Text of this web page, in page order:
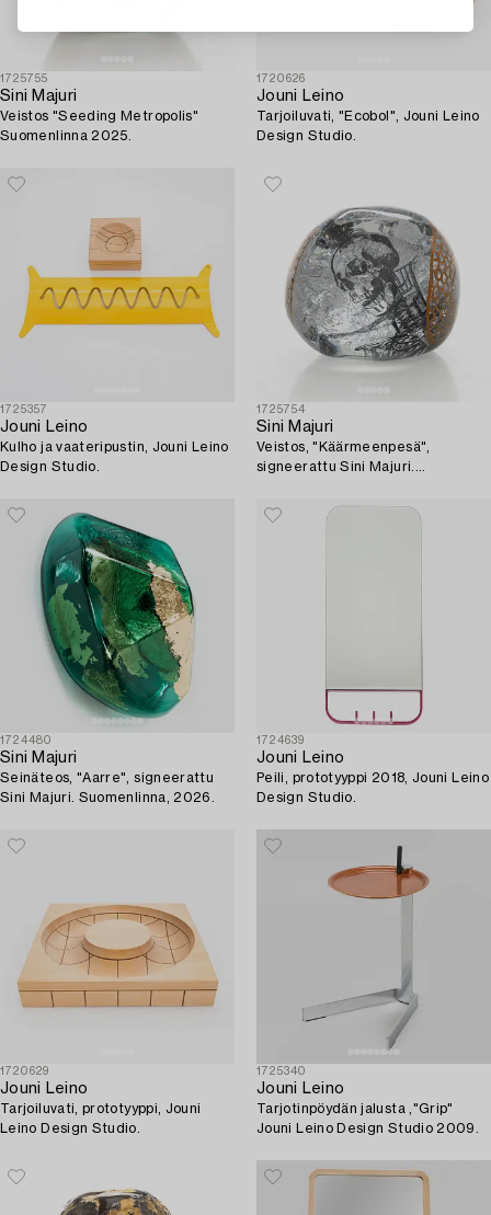
1725755
Sini Majuri
Veistos "Seeding Metropolis"
Suomenlinna 2025.
1720626
Jouni Leino
Tarjoiluvati, "Ecobol", Jouni Leino
Design Studio.
1725357
Jouni Leino
Kulho ja vaateripustin, Jouni Leino
Design Studio.
1725754
Sini Majuri
Veistos, "Käärmeenpesä",
signeerattu Sini Majuri.
1724480
Sini Majuri
Seinäteos, "Aarre", signeerattu
Sini Majuri. Suomenlinna, 2026.
1724639
Jouni Leino
Peili, prototyyppi 2018, Jouni Leino
Design Studio.
1720629
Jouni Leino
Tarjoiluvati, prototyyppi, Jouni
Leino Design Studio.
1725340
Jouni Leino
Tarjotinpöydän jalusta ,"Grip"
Jouni Leino Design Studio 2009.